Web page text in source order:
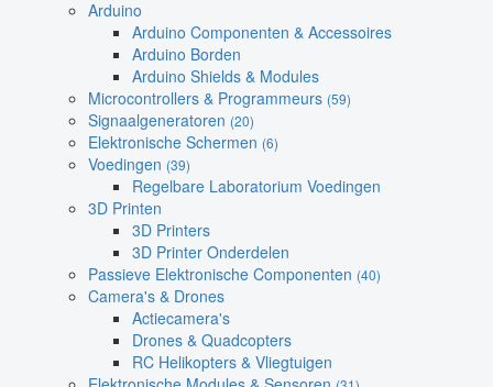
Arduino
Arduino Componenten & Accessoires
Arduino Borden
Arduino Shields & Modules
Microcontrollers & Programmeurs (59)
Signaalgeneratoren (20)
Elektronische Schermen (6)
Voedingen (39)
Regelbare Laboratorium Voedingen
3D Printen
3D Printers
3D Printer Onderdelen
Passieve Elektronische Componenten (40)
Camera's & Drones
Actiecamera's
Drones & Quadcopters
RC Helikopters & Vliegtuigen